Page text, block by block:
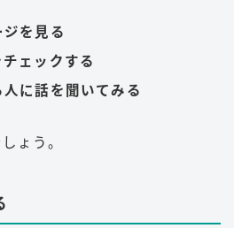
を見る
ェックする
に話を聞いてみる
ょう。